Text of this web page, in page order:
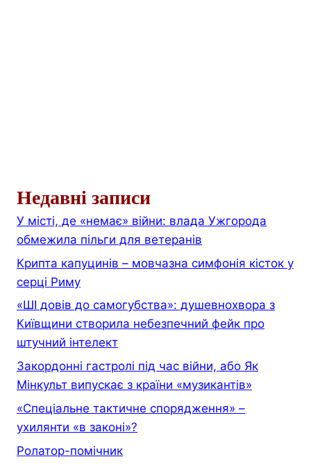
Недавні записи
У місті, де «немає» війни: влада Ужгорода
обмежила пільги для ветеранів
Крипта капуцинів – мовчазна симфонія кісток у
серці Риму
«ШІ довів до самогубства»: душевнохвора з
Київщини створила небезпечний фейк про
штучний інтелект
Закордонні гастролі під час війни, або Як
Мінкульт випускає з країни «музикантів»
«Спеціальне тактичне спорядження» –
ухилянти «в законі»?
Ролатор-помічник